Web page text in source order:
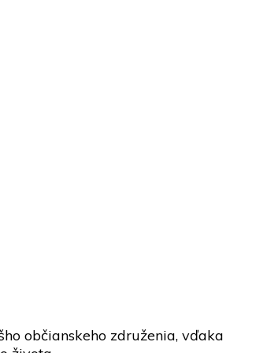
občianskeho združenia, vďaka